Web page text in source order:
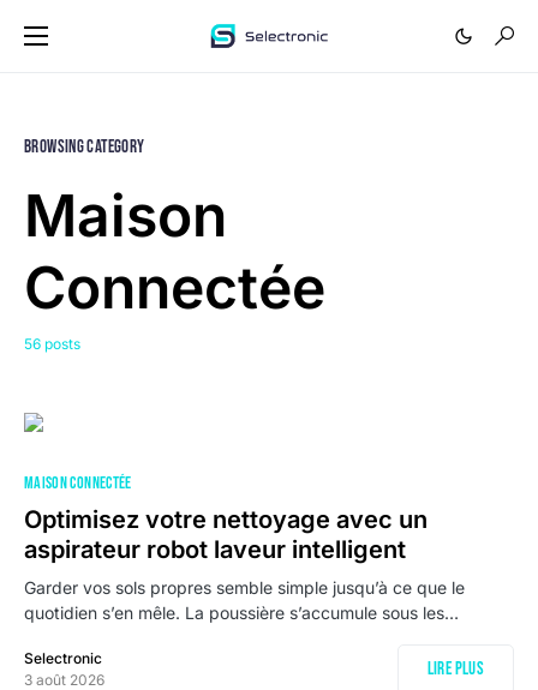
Browsing Category
Maison
Connectée
56 posts
MAISON CONNECTÉE
Optimisez votre nettoyage avec un
aspirateur robot laveur intelligent
Garder vos sols propres semble simple jusqu’à ce que le
quotidien s’en mêle. La poussière s’accumule sous les…
Selectronic
3 août 2026
Lire plus